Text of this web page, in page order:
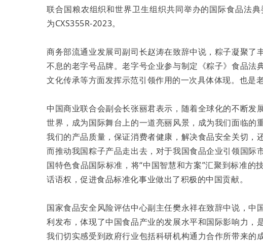
联合国粮农组织和世界卫生组织共同举办的国际食品法
为CXS355R-2023。
商务部流通业发展司副司长赵涛在致辞中说，粽子凝聚了
不息的老字号品牌。老字号企业参与制定《粽子》食品法
文化传承等方面发挥示范引领作用的一次具体体现。也是
中国商业联合会副会长张丽君表示，随着全球化的不断发
世界，成为国际舞台上的一道亮丽风景，成为我们面临的
我们的产品质量，保证消费者健康，解决食品安全关切，
而推动我国粽子产品走出去，对于我国食品企业引领国际
国特色食品国际标准，将“中国智慧和方案”汇聚到标准
话语权，促进食品标准化事业做出了积极的中国贡献。
国家食品安全风险评估中心副主任樊永祥在致辞中说，中
利发布，体现了中国食品产业的发展水平和国际影响力，
我们切实感受到政府行业包括科研机构通力合作所带来的